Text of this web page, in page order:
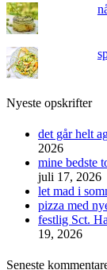
Nyeste opskrifter
det går helt
2026
mine bedste
juli 17, 2026
let mad i
pizza med
festlig Sct.
19, 2026
Seneste